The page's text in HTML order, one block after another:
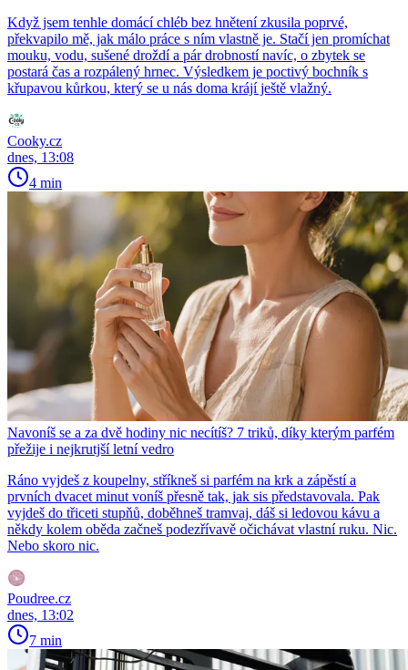
Když jsem tenhle domácí chléb bez hnětení zkusila poprvé,
překvapilo mě, jak málo práce s ním vlastně je. Stačí jen promíchat
mouku, vodu, sušené droždí a pár drobností navíc, o zbytek se
postará čas a rozpálený hrnec. Výsledkem je poctivý bochník s
křupavou kůrkou, který se u nás doma krájí ještě vlažný.
Cooky.cz
dnes, 13:08
4 min
Navoníš se a za dvě hodiny nic necítíš? 7 triků, díky kterým parfém
přežije i nejkrutjší letní vedro
Ráno vyjdeš z koupelny, stříkneš si parfém na krk a zápěstí a
prvních dvacet minut voníš přesně tak, jak sis představovala. Pak
vyjdeš do třiceti stupňů, doběhneš tramvaj, dáš si ledovou kávu a
někdy kolem oběda začneš podezřívavě očichávat vlastní ruku. Nic.
Nebo skoro nic.
Poudree.cz
dnes, 13:02
7 min